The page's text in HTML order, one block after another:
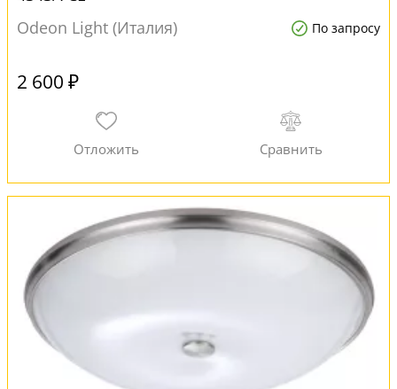
Odeon Light (Италия)
По запросу
2 600 ₽